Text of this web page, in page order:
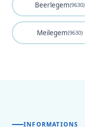
Beerlegem(9630)
Meilegem(9630)
INFORMATIONS